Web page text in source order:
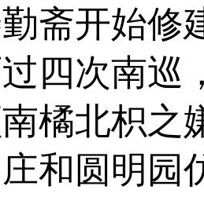
斋开始修
四次南巡
橘北枳之
和圆明园